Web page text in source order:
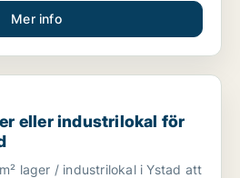
Mer info
industrilokal för uthyrning i Ystad
eller industrilokal för
lager / industrilokal i Ystad att